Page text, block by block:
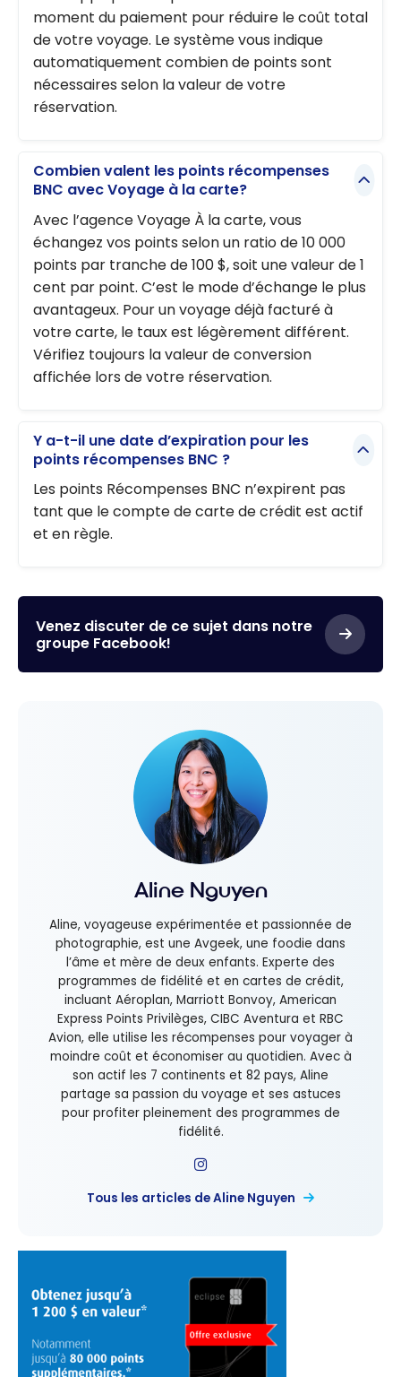
moment du paiement pour réduire le coût total
de votre voyage. Le système vous indique
automatiquement combien de points sont
nécessaires selon la valeur de votre
réservation.
Combien valent les points récompenses
BNC avec Voyage à la carte?
Avec l’agence Voyage À la carte, vous
échangez vos points selon un ratio de 10 000
points par tranche de 100 $, soit une valeur de 1
cent par point. C’est le mode d’échange le plus
avantageux. Pour un voyage déjà facturé à
votre carte, le taux est légèrement différent.
Vérifiez toujours la valeur de conversion
affichée lors de votre réservation.
Y a-t-il une date d’expiration pour les
points récompenses BNC ?
Les points Récompenses BNC n’expirent pas
tant que le compte de carte de crédit est actif
et en règle.
Venez discuter de ce sujet dans notre
groupe Facebook!
Aline Nguyen
Aline, voyageuse expérimentée et passionnée de
photographie, est une Avgeek, une foodie dans
l’âme et mère de deux enfants. Experte des
programmes de fidélité et en cartes de crédit,
incluant Aéroplan, Marriott Bonvoy, American
Express Points Privilèges, CIBC Aventura et RBC
Avion, elle utilise les récompenses pour voyager à
moindre coût et économiser au quotidien. Avec à
son actif les 7 continents et 82 pays, Aline
partage sa passion du voyage et ses astuces
pour profiter pleinement des programmes de
fidélité.
Tous les articles de Aline Nguyen